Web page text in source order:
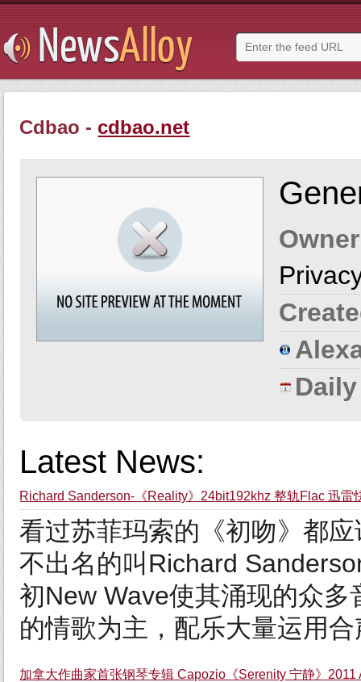
Cdbao - cdbao.net
Latest News:
Richard Sanderson-《Reality》24bit192khz 整轨Flac 迅雷
看过苏菲玛索的《初吻》都
不出名的叫Richard
初New Wave使其涌现的众
的情歌为主，配乐大量运用
加拿大作曲家首张钢琴专辑 Capozio《Serenity 宁静》2011